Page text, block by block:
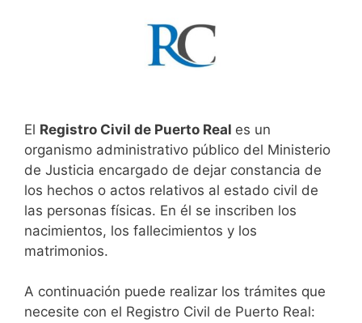
El Registro Civil de Puerto Real es un
organismo administrativo público del Ministerio
de Justicia encargado de dejar constancia de
los hechos o actos relativos al estado civil de
las personas físicas. En él se inscriben los
nacimientos, los fallecimientos y los
matrimonios.
A continuación puede realizar los trámites que
necesite con el Registro Civil de Puerto Real: